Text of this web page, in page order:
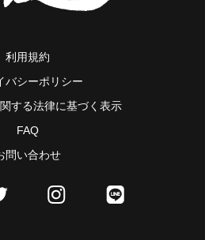
利用規約
バシーポリシー
する法律に基づく表示
FAQ
問い合わせ